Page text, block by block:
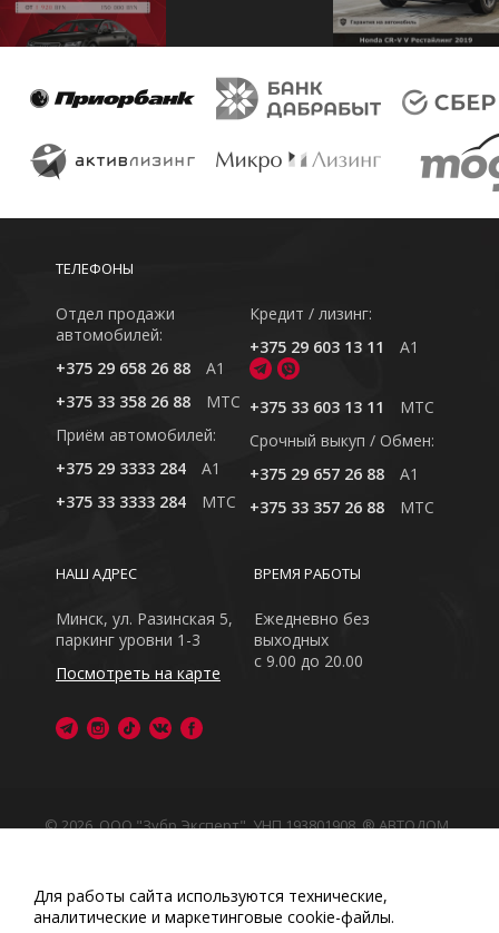
ТЕЛЕФОНЫ
Отдел продажи
автомобилей:
+375 29 658 26 88
A1
+375 33 358 26 88
MTC
Приём автомобилей:
+375 29 3333 284
A1
+375 33 3333 284
MTC
Кредит / лизинг:
+375 29 603 13 11
A1
+375 33 603 13 11
MTC
Cрочный выкуп / Обмен:
+375 29 657 26 88
A1
+375 33 357 26 88
MTC
ВРЕМЯ РАБОТЫ
Ежедневно без
выходных
с 9.00 до 20.00
НАШ АДРЕС
Минск, ул. Разинская 5,
паркинг уровни 1-3
Посмотреть на карте
© 2026, ООО "Зубр Эксперт", УНП 193801908. ® АВТОДОМ
Обращаем Ваше внимание на то, что данный интернет-
сайт носит исключительно информационный характер
Любое использование либо копирование материалов
Для работы сайта используются технические,
аналитические и маркетинговые сооkіе-файлы.